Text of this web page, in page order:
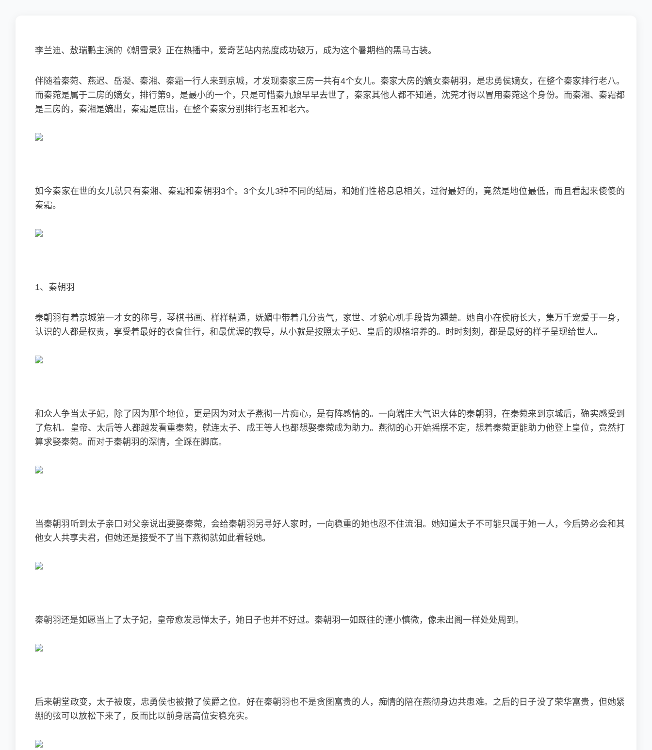
李兰迪、敖瑞鹏主演的《朝雪录》正在热播中，爱奇艺站内热度成功破万，成为这个暑期档的黑马古装。
伴随着秦菀、燕迟、岳凝、秦湘、秦霜一行人来到京城，才发现秦家三房一共有4个女儿。秦家大房的嫡女秦朝羽，是忠勇侯嫡女，在整个秦家排行老八。
而秦菀是属于二房的嫡女，排行第9，是最小的一个，只是可惜秦九娘早早去世了，秦家其他人都不知道，沈莞才得以冒用秦菀这个身份。而秦湘、秦霜都
是三房的，秦湘是嫡出，秦霜是庶出，在整个秦家分别排行老五和老六。
如今秦家在世的女儿就只有秦湘、秦霜和秦朝羽3个。3个女儿3种不同的结局，和她们性格息息相关，过得最好的，竟然是地位最低，而且看起来傻傻的
秦霜。
1、秦朝羽
秦朝羽有着京城第一才女的称号，琴棋书画、样样精通，妩媚中带着几分贵气，家世、才貌心机手段皆为翘楚。她自小在侯府长大，集万千宠爱于一身，
认识的人都是权贵，享受着最好的衣食住行，和最优渥的教导，从小就是按照太子妃、皇后的规格培养的。时时刻刻，都是最好的样子呈现给世人。
和众人争当太子妃，除了因为那个地位，更是因为对太子燕彻一片痴心，是有阵感情的。一向端庄大气识大体的秦朝羽，在秦菀来到京城后，确实感受到
了危机。皇帝、太后等人都越发看重秦菀，就连太子、成王等人也都想娶秦菀成为助力。燕彻的心开始摇摆不定，想着秦菀更能助力他登上皇位，竟然打
算求娶秦菀。而对于秦朝羽的深情，全踩在脚底。
当秦朝羽听到太子亲口对父亲说出要娶秦菀，会给秦朝羽另寻好人家时，一向稳重的她也忍不住流泪。她知道太子不可能只属于她一人，今后势必会和其
他女人共享夫君，但她还是接受不了当下燕彻就如此看轻她。
秦朝羽还是如愿当上了太子妃，皇帝愈发忌惮太子，她日子也并不好过。秦朝羽一如既往的谨小慎微，像未出阁一样处处周到。
后来朝堂政变，太子被废，忠勇侯也被撤了侯爵之位。好在秦朝羽也不是贪图富贵的人，痴情的陪在燕彻身边共患难。之后的日子没了荣华富贵，但她紧
绷的弦可以放松下来了，反而比以前身居高位安稳充实。